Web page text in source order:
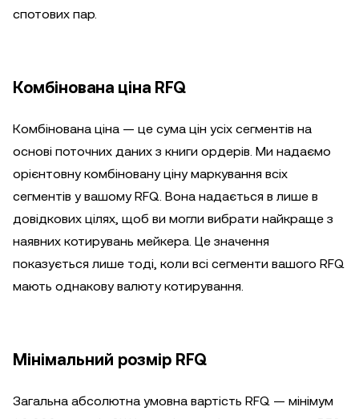
спотових пар.
Комбінована ціна RFQ
Комбінована ціна — це сума цін усіх сегментів на
основі поточних даних з книги ордерів. Ми надаємо
орієнтовну комбіновану ціну маркування всіх
сегментів у вашому RFQ. Вона надається в лише в
довідкових цілях, щоб ви могли вибрати найкраще з
наявних котирувань мейкера. Це значення
показується лише тоді, коли всі сегменти вашого RFQ
мають однакову валюту котирування.
Мінімальний розмір RFQ
Загальна абсолютна умовна вартість RFQ — мінімум